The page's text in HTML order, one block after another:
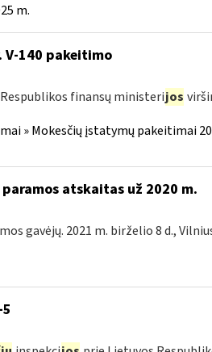
m.
V-140 pakeitimo
finansų ministerijos
» Mokesčių įstatymų pakeitimai
atskaitas už 2020 m.
gavėjų. 2021 m. birželio 8 d.,